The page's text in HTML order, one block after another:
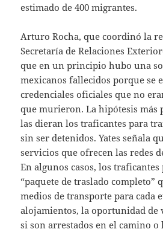
estimado de 400 migrantes.
Arturo Rocha, que coordinó la
Secretaría de Relaciones
que en un principio hubo una
mexicanos fallecidos porque se
credenciales oficiales que no
que murieron. La hipótesis más
las dieran los traficantes para
sin ser detenidos. Yates señala
servicios que ofrecen las redes
En algunos casos, los
“paquete de traslado completo”
medios de transporte para cada
alojamientos, la oportunidad
si son arrestados en el camino